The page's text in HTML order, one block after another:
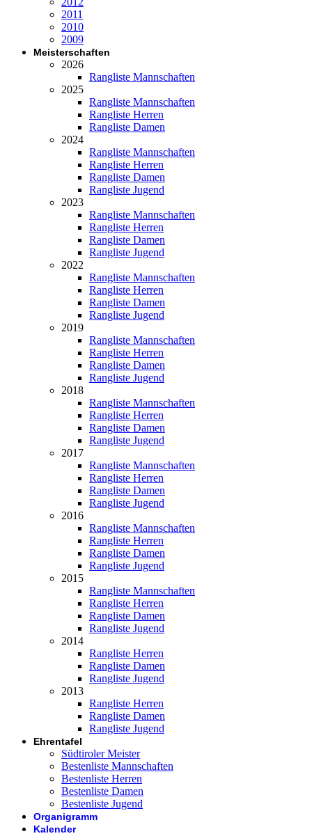
2011
2010
2009
Meisterschaften
2026
Rangliste Mannschaften
2025
Rangliste Mannschaften
Rangliste Herren
Rangliste Damen
2024
Rangliste Mannschaften
Rangliste Herren
Rangliste Damen
Rangliste Jugend
2023
Rangliste Mannschaften
Rangliste Herren
Rangliste Damen
Rangliste Jugend
2022
Rangliste Mannschaften
Rangliste Herren
Rangliste Damen
Rangliste Jugend
2019
Rangliste Mannschaften
Rangliste Herren
Rangliste Damen
Rangliste Jugend
2018
Rangliste Mannschaften
Rangliste Herren
Rangliste Damen
Rangliste Jugend
2017
Rangliste Mannschaften
Rangliste Herren
Rangliste Damen
Rangliste Jugend
2016
Rangliste Mannschaften
Rangliste Herren
Rangliste Damen
Rangliste Jugend
2015
Rangliste Mannschaften
Rangliste Herren
Rangliste Damen
Rangliste Jugend
2014
Rangliste Herren
Rangliste Damen
Rangliste Jugend
2013
Rangliste Herren
Rangliste Damen
Rangliste Jugend
Ehrentafel
Südtiroler Meister
Bestenliste Mannschaften
Bestenliste Herren
Bestenliste Damen
Bestenliste Jugend
Organigramm
Kalender